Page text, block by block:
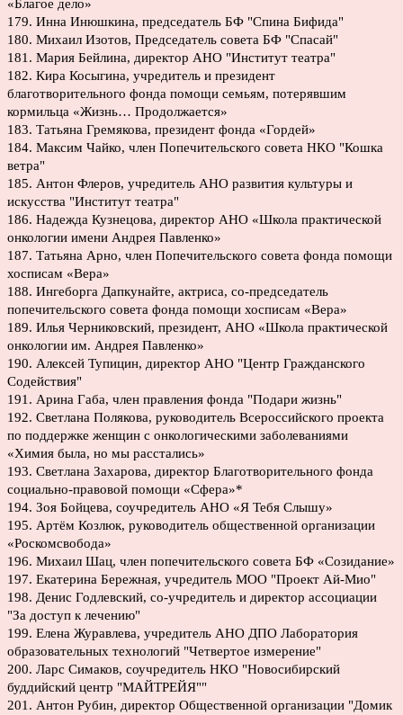
«Благое дело»
179. Инна Инюшкина, председатель БФ "Спина Бифида"
180. Михаил Изотов, Председатель совета БФ "Спасай"
181. Мария Бейлина, директор АНО "Институт театра"
182. Кира Косыгина, учредитель и президент
благотворительного фонда помощи семьям, потерявшим
кормильца «Жизнь… Продолжается»
183. Татьяна Гремякова, президент фонда «Гордей»
184. Максим Чайко, член Попечительского совета НКО "Кошка
ветра"
185. Антон Флеров, учредитель АНО развития культуры и
искусства "Институт театра"
186. Надежда Кузнецова, директор АНО «Школа практической
онкологии имени Андрея Павленко»
187. Татьяна Арно, член Попечительского совета фонда помощи
хосписам «Вера»
188. Ингеборга Дапкунайте, актриса, со-председатель
попечительского совета фонда помощи хосписам «Вера»
189. Илья Черниковский, президент, АНО «Школа практической
онкологии им. Андрея Павленко»
190. Алексей Тупицин, директор АНО "Центр Гражданского
Содействия"
191. Арина Габа, член правления фонда "Подари жизнь"
192. Светлана Полякова, руководитель Всероссийского проекта
по поддержке женщин с онкологическими заболеваниями
«Химия была, но мы расстались»
193. Светлана Захарова, директор Благотворительного фонда
социально-правовой помощи «Сфера»*
194. Зоя Бойцева, соучредитель АНО «Я Тебя Слышу»
195. Артём Козлюк, руководитель общественной организации
«Роскомсвобода»
196. Михаил Шац, член попечительского совета БФ «Созидание»
197. Екатерина Бережная, учредитель МОО "Проект Ай-Мио"
198. Денис Годлевский, со-учредитель и директор ассоциации
"За доступ к лечению"
199. Елена Журавлева, учредитель АНО ДПО Лаборатория
образовательных технологий "Четвертое измерение"
200. Ларс Симаков, соучредитель НКО "Новосибирский
буддийский центр "МАЙТРЕЙЯ""
201. Антон Рубин, директор Общественной организации "Домик